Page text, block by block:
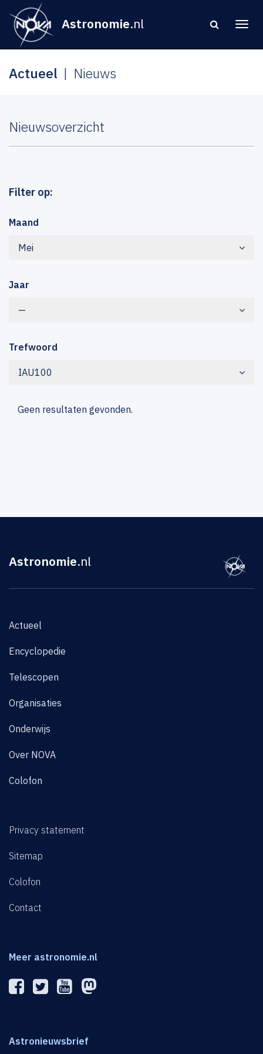
Astronomie.nl
Actueel Nieuws
Nieuwsoverzicht
Filter op:
Maand
Mei
Jaar
—
Trefwoord
IAU100
Geen resultaten gevonden.
Astronomie.nl
Actueel
Encyclopedie
Telescopen
Organisaties
Onderwijs
Over NOVA
Colofon
Privacy statement
Sitemap
Colofon
Contact
Meer astronomie.nl
Astronieuwsbrief